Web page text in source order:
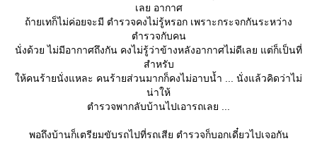
เลย อากาศ
ถ้ายเทก็ไม่ค่อยจะมี ตำรวจคงไม่รู้หรอก เพราะกระจกกันระหว่าง
ตำรวจกับคน
นั่งด้วย ไม่มีอากาศถึงกัน คงไม่รู้ว่าข้างหลังอากาศไม่ดีเลย แต่ก็เป็นที่
สำหรับ
ห้คนร้ายนั่งแหละ คนร้ายส่วนมากก็คงไม่อาบน้ำ ... นั่งแล้วคิดว่าไม่
น่าให้
ตำรวจพากลับบ้านไปเอารถเลย ...
พอถึงบ้านก็เตรียมขับรถไปที่รถเสีย ตำรวจก็บอกเดี๋ยวไปเจอกัน